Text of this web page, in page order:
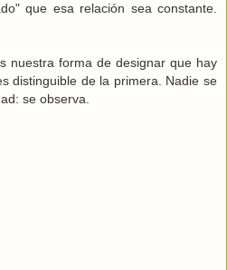
que esa relación sea constante.
nuestra forma de designar que hay
distinguible de la primera. Nadie se
se observa.